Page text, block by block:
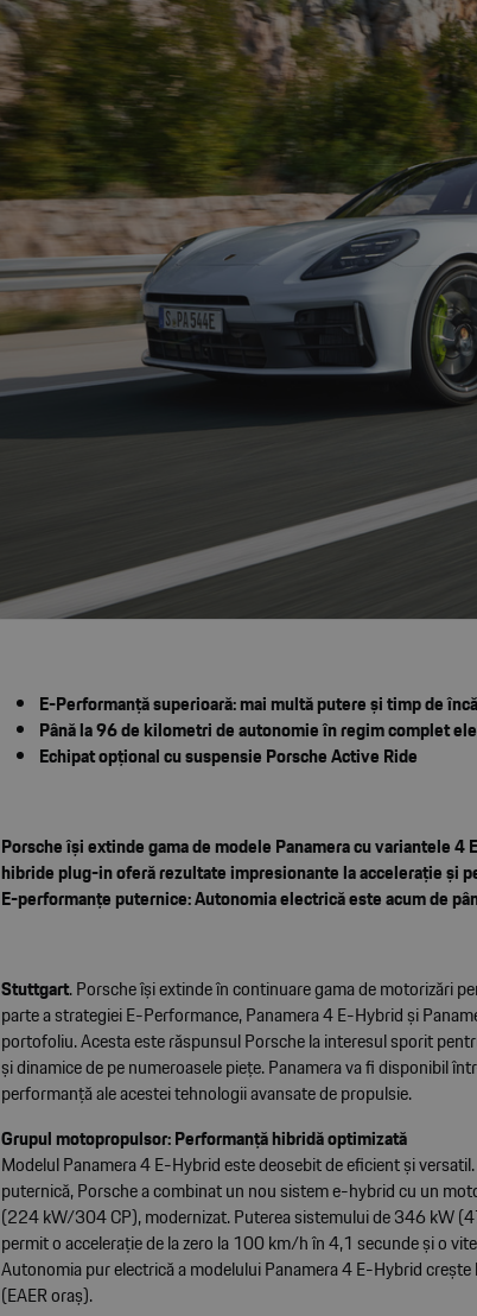
E-Performanță superioară: mai multă putere și timp de
Până la 96 de kilometri de autonomie în regim complet
Echipat opțional cu suspensie Porsche Active Ride
Porsche își extinde gama de modele Panamera cu variantele
hibride plug-in oferă rezultate impresionante la accelerație și
E-performanțe puternice: Autonomia electrică este acum de
Stuttgart. Porsche își extinde în continuare gama de motorizări
parte a strategiei E-Performance, Panamera 4 E-Hybrid și
portofoliu. Acesta este răspunsul Porsche la interesul sporit
și dinamice de pe numeroasele piețe. Panamera va fi disponibil
performanță ale acestei tehnologii avansate de propulsie.
Grupul motopropulsor: Performanță hibridă optimizată
Modelul Panamera 4 E-Hybrid este deosebit de eficient și
puternică, Porsche a combinat un nou sistem e-hybrid cu un
(224 kW/304 CP), modernizat. Puterea sistemului de 346 kW
permit o accelerație de la zero la 100 km/h în 4,1 secunde și o
Autonomia pur electrică a modelului Panamera 4 E-Hybrid
(EAER oraș).